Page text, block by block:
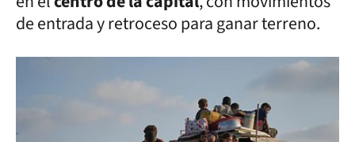
de entrada y retroceso para ganar terreno.